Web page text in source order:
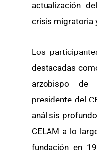
actualización
crisis migratoria
Los
destacadas
arzobispo
presidente del
análisis
CELAM a lo
fundación en